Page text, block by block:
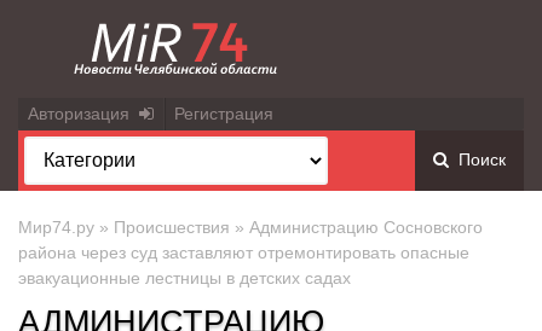
Авторизация Регистрация
Поиск
Мир74.ру » Происшествия » Администрацию Сосновского
района через суд заставляют отремонтировать опасные
эвакуационные лестницы в детских садах
АДМИНИСТРАЦИЮ